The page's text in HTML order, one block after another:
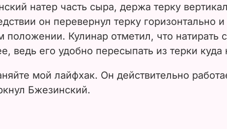
i
d
o
натер часть сыра, держа терку
он перевернул терку горизонтально
положении. Кулинар отметил, что натирать
ведь его удобно пересыпать из терки куда
мой лайфхак. Он действительно
Бжезинский.